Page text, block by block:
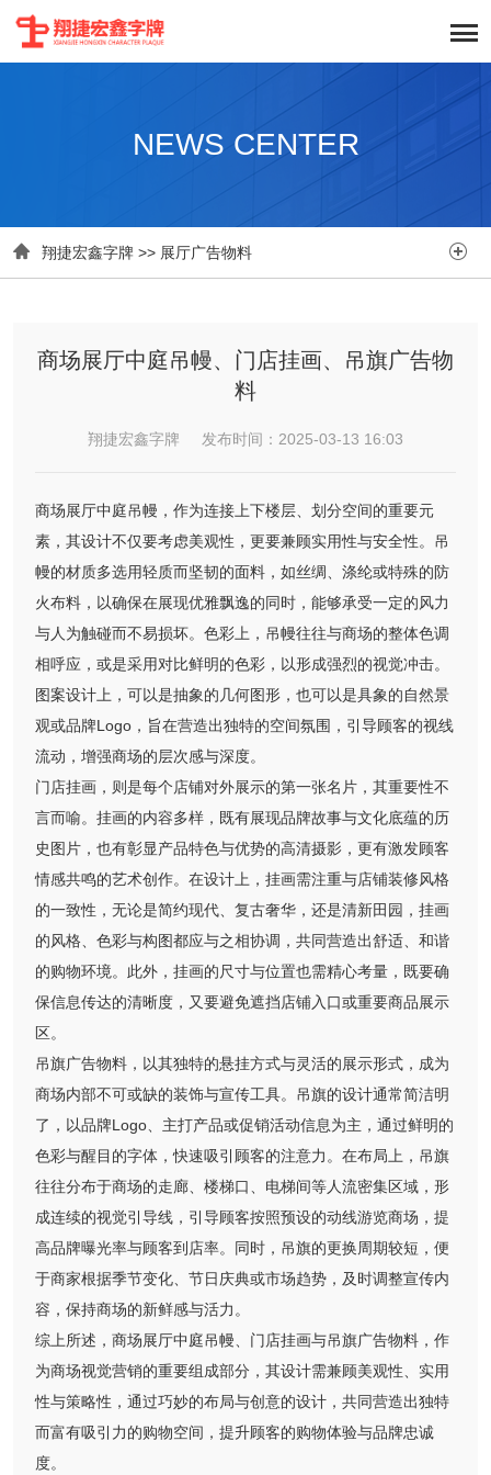
NEWS CENTER
 翔捷宏鑫字牌 >> 展厅广告物料 
商场展厅中庭吊幔、门店挂画、吊旗广告物
料
翔捷宏鑫字牌 发布时间：2025-03-13 16:03
商场展厅中庭吊幔，作为连接上下楼层、划分空间的重要元
素，其设计不仅要考虑美观性，更要兼顾实用性与安全性。吊
幔的材质多选用轻质而坚韧的面料，如丝绸、涤纶或特殊的防
火布料，以确保在展现优雅飘逸的同时，能够承受一定的风力
与人为触碰而不易损坏。色彩上，吊幔往往与商场的整体色调
相呼应，或是采用对比鲜明的色彩，以形成强烈的视觉冲击。
图案设计上，可以是抽象的几何图形，也可以是具象的自然景
观或品牌Logo，旨在营造出独特的空间氛围，引导顾客的视线
流动，增强商场的层次感与深度。
门店挂画，则是每个店铺对外展示的第一张名片，其重要性不
言而喻。挂画的内容多样，既有展现品牌故事与文化底蕴的历
史图片，也有彰显产品特色与优势的高清摄影，更有激发顾客
情感共鸣的艺术创作。在设计上，挂画需注重与店铺装修风格
的一致性，无论是简约现代、复古奢华，还是清新田园，挂画
的风格、色彩与构图都应与之相协调，共同营造出舒适、和谐
的购物环境。此外，挂画的尺寸与位置也需精心考量，既要确
保信息传达的清晰度，又要避免遮挡店铺入口或重要商品展示
区。
吊旗广告物料，以其独特的悬挂方式与灵活的展示形式，成为
商场内部不可或缺的装饰与宣传工具。吊旗的设计通常简洁明
了，以品牌Logo、主打产品或促销活动信息为主，通过鲜明的
色彩与醒目的字体，快速吸引顾客的注意力。在布局上，吊旗
往往分布于商场的走廊、楼梯口、电梯间等人流密集区域，形
成连续的视觉引导线，引导顾客按照预设的动线游览商场，提
高品牌曝光率与顾客到店率。同时，吊旗的更换周期较短，便
于商家根据季节变化、节日庆典或市场趋势，及时调整宣传内
容，保持商场的新鲜感与活力。
综上所述，商场展厅中庭吊幔、门店挂画与吊旗广告物料，作
为商场视觉营销的重要组成部分，其设计需兼顾美观性、实用
性与策略性，通过巧妙的布局与创意的设计，共同营造出独特
而富有吸引力的购物空间，提升顾客的购物体验与品牌忠诚
度。